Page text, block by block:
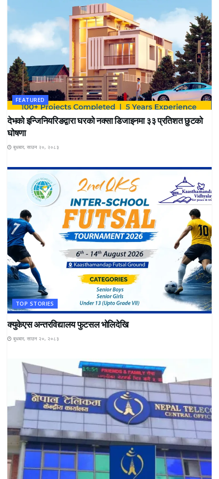
FEATURED
देभको इन्जिनियरिङद्वारा घरको नक्सा डिजाइनमा ३३ प्रतिशत छुटको
घोषणा
बुधबार, साउन २०, २०८३
TOP STORIES
क्युकेएस अन्तरविद्यालय फुटसल भोलिदेखि
बुधबार, साउन २०, २०८३